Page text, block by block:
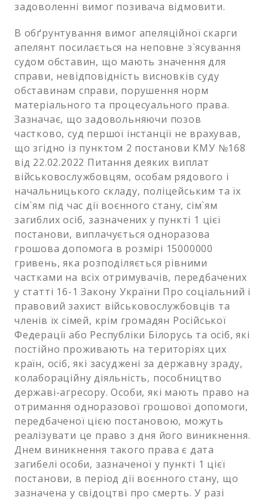
задоволенні вимог позивача відмовити.
В обґрунтування вимог апеляційної скарги
апелянт посилається на неповне з`ясування
судом обставин, що мають значення для
справи, невідповідність висновків суду
обставинам справи, порушення норм
матеріального та процесуального права.
Зазначає, що задовольняючи позов
частково, суд першої інстанції не врахував,
що згідно із пунктом 2 постанови КМУ №168
від 22.02.2022 Питання деяких виплат
військовослужбовцям, особам рядового і
начальницького складу, поліцейським та їх
сім`ям під час дії воєнного стану, сім`ям
загиблих осіб, зазначених у пункті 1 цієї
постанови, виплачується одноразова
грошова допомога в розмірі 15000000
гривень, яка розподіляється рівними
частками на всіх отримувачів, передбачених
у статті 16-1 Закону України Про соціальний і
правовий захист військовослужбовців та
членів їх сімей, крім громадян Російської
Федерації або Республіки Білорусь та осіб, які
постійно проживають на територіях цих
країн, осіб, які засуджені за державну зраду,
колабораційну діяльність, пособництво
державі-агресору. Особи, які мають право на
отримання одноразової грошової допомоги,
передбаченої цією постановою, можуть
реалізувати це право з дня його виникнення.
Днем виникнення такого права є дата
загибелі особи, зазначеної у пункті 1 цієї
постанови, в період дії воєнного стану, що
зазначена у свідоцтві про смерть. У разі